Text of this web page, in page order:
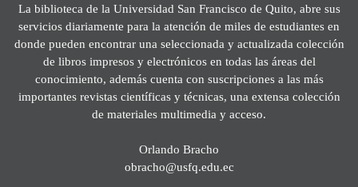
La biblioteca de la Universidad San Francisco de Quito, abre sus
servicios diariamente para la atención de miles de estudiantes en
donde pueden encontrar una seleccionada y actualizada colección
de libros impresos y electrónicos en todas las áreas del
conocimiento, además cuenta con suscripciones a las más
importantes revistas científicas y técnicas, una extensa colección
de materiales multimedia y acceso.
Orlando Bracho
obracho@usfq.edu.ec